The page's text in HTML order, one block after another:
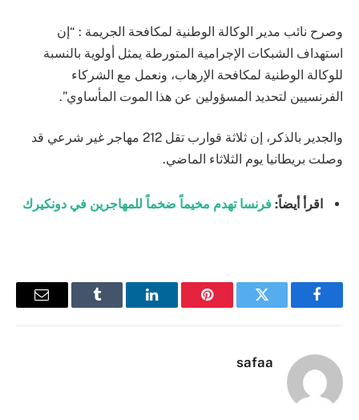
وصرح نائب مدير الوكالة الوطنية لمكافحة الجريمة : “إن
استهداف الشبكات الإجرامية المتورطة يمثل أولوية بالنسبة
للوكالة الوطنية لمكافحة الإرهاب، ونعمل مع الشركاء
الفرنسيين لتحديد المسؤولين عن هذا الموت المأساوي”.
والجدير بالذكر، إن ثلاثة قوارب تقل 212 مهاجر غير شرعي قد
وصلت بريطانيا يوم الثلاثاء الماضي.
اقرأ أيضاً: فرنسا تهدم مخيماً ضخماً للمهاجرين في دونكيرك
فيسبوك تويتر بينتيريستلينكدإن Tumblr
البريد
safaa